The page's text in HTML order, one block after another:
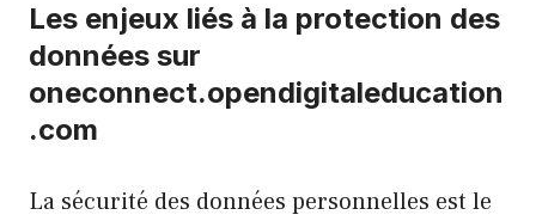
Les enjeux liés à la protection des
données sur
oneconnect.opendigitaleducation
.com
La sécurité des données personnelles est le